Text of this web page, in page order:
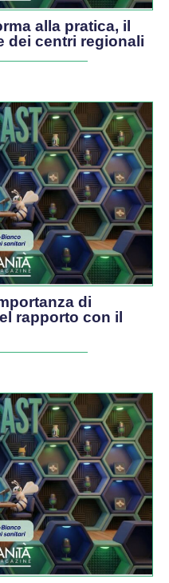
alla pratica, il
dei centri regionali
di
rapporto con il